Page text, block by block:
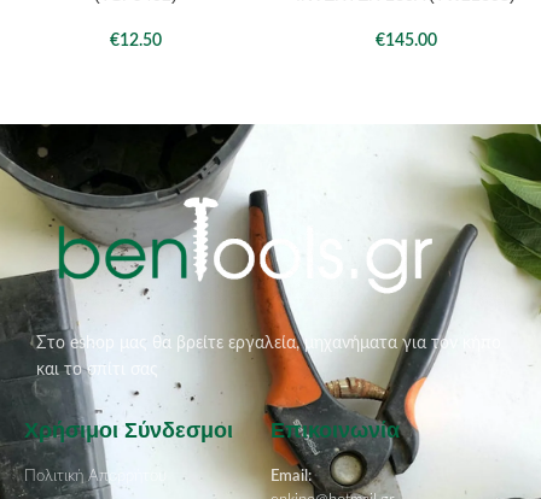
€12.50 €145.00
Στο eshop μας θα βρείτε εργαλεία, μηχανήματα για τον κήπο
και το σπίτι σας
Χρήσιμοι Σύνδεσμοι
Πολιτική Απορρήτου
Επικοινωνία
Email: